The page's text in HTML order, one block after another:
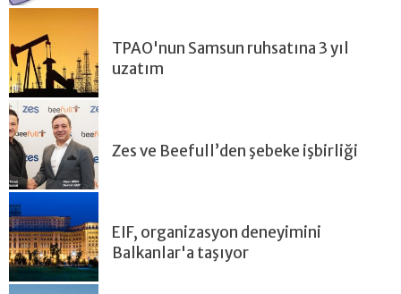
TPAO'nun Samsun ruhsatına 3 yıl
uzatım
Zes ve Beefull’den şebeke işbirliği
EIF, organizasyon deneyimini
Balkanlar'a taşıyor